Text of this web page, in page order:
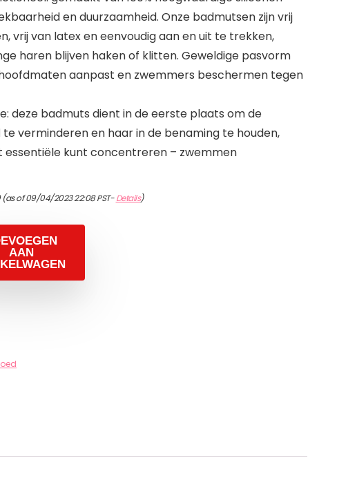
en duurzaamheid. Onze badmutsen zijn vrij
vrij van latex en eenvoudig aan en uit te trekken,
haren blijven haken of klitten. Geweldige pasvorm
aanpast en zwemmers beschermen tegen
deze badmuts dient in de eerste plaats om de
verminderen en haar in de benaming te houden,
essentiële kunt concentreren – zwemmen
(as of 09/04/2023 22:08 PST-Details)
AAN